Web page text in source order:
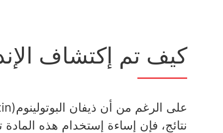
كيف تم إكتشاف
نتائج، فإن إساءة إستخدام هذه